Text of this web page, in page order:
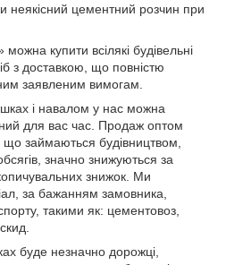
неякісний цементний розчин при
купити всілякі будівельні
з доставкою, що повністю
заявленим вимогам.
і навалом у нас можна
для вас час. Продаж оптом
займаються будівництвом,
значно знижуються за
знижок. Ми
за бажанням замовника,
такими як: цементовоз,
буде незначно дорожці,